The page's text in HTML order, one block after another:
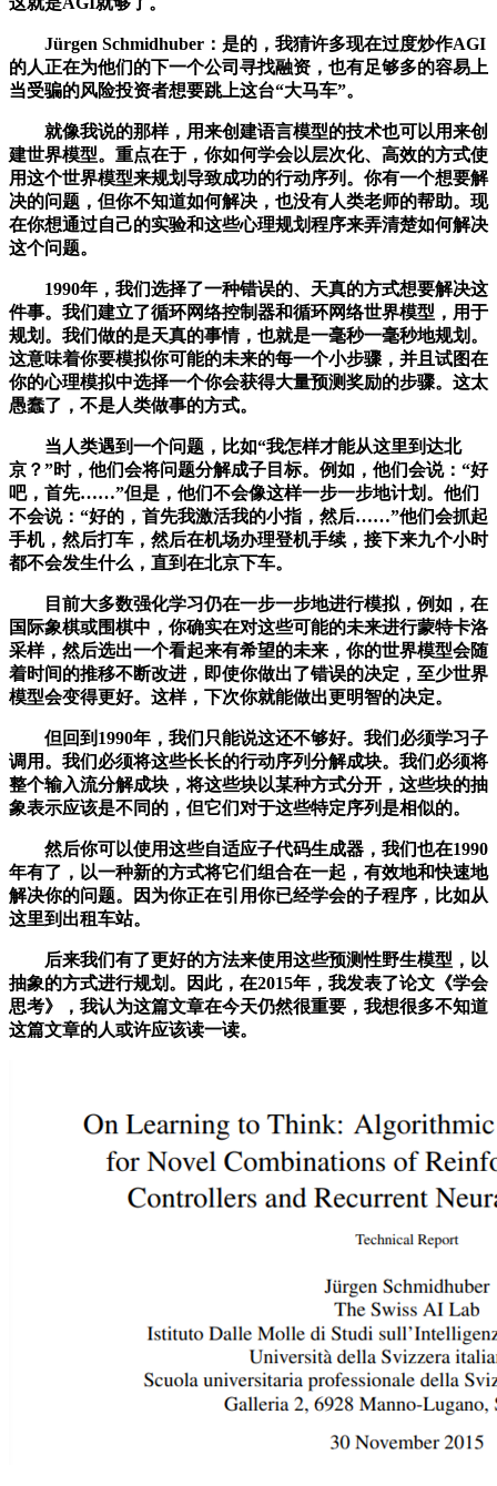
Jürgen Schmidhuber：是的，我猜许多现在过度炒作AGI
的人正在为他们的下一个公司寻找融资，也有足够多的容易上
当受骗的风险投资者想要跳上这台“大马车”。
就像我说的那样，用来创建语言模型的技术也可以用来创
建世界模型。重点在于，你如何学会以层次化、高效的方式使
用这个世界模型来规划导致成功的行动序列。你有一个想要解
决的问题，但你不知道如何解决，也没有人类老师的帮助。现
在你想通过自己的实验和这些心理规划程序来弄清楚如何解决
这个问题。
1990年，我们选择了一种错误的、天真的方式想要解决这
件事。我们建立了循环网络控制器和循环网络世界模型，用于
规划。我们做的是天真的事情，也就是一毫秒一毫秒地规划。
这意味着你要模拟你可能的未来的每一个小步骤，并且试图在
你的心理模拟中选择一个你会获得大量预测奖励的步骤。这太
愚蠢了，不是人类做事的方式。
当人类遇到一个问题，比如“我怎样才能从这里到达北
京？”时，他们会将问题分解成子目标。例如，他们会说：“好
吧，首先……”但是，他们不会像这样一步一步地计划。他们
不会说：“好的，首先我激活我的小指，然后……”他们会抓起
手机，然后打车，然后在机场办理登机手续，接下来九个小时
都不会发生什么，直到在北京下车。
目前大多数强化学习仍在一步一步地进行模拟，例如，在
国际象棋或围棋中，你确实在对这些可能的未来进行蒙特卡洛
采样，然后选出一个看起来有希望的未来，你的世界模型会随
着时间的推移不断改进，即使你做出了错误的决定，至少世界
模型会变得更好。这样，下次你就能做出更明智的决定。
但回到1990年，我们只能说这还不够好。我们必须学习子
调用。我们必须将这些长长的行动序列分解成块。我们必须将
整个输入流分解成块，将这些块以某种方式分开，这些块的抽
象表示应该是不同的，但它们对于这些特定序列是相似的。
然后你可以使用这些自适应子代码生成器，我们也在1990
年有了，以一种新的方式将它们组合在一起，有效地和快速地
解决你的问题。因为你正在引用你已经学会的子程序，比如从
这里到出租车站。
后来我们有了更好的方法来使用这些预测性野生模型，以
抽象的方式进行规划。因此，在2015年，我发表了论文《学会
思考》，我认为这篇文章在今天仍然很重要，我想很多不知道
这篇文章的人或许应该读一读。